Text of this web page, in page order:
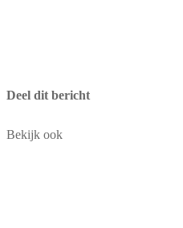
Deel dit bericht
Bekijk ook